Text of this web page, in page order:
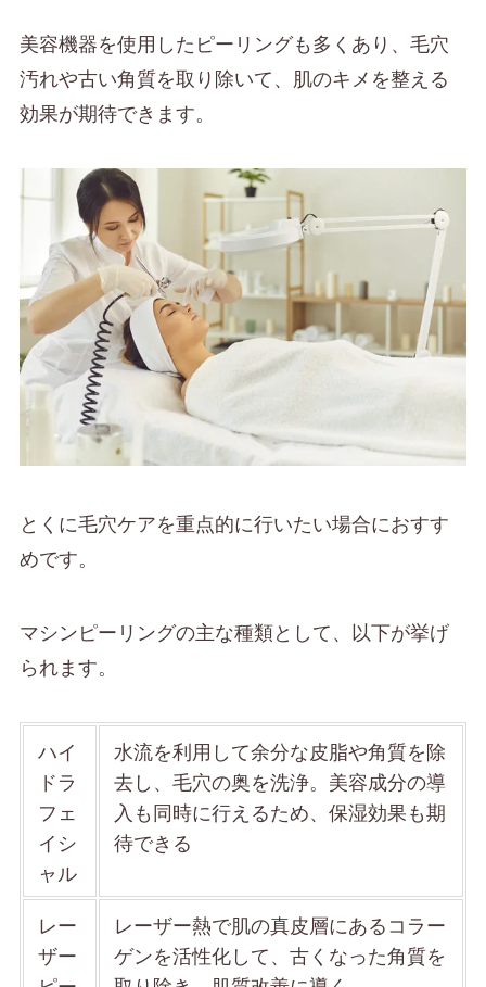
美容機器を使用したピーリングも多くあり、毛穴
汚れや古い角質を取り除いて、肌のキメを整える
効果が期待できます。
とくに毛穴ケアを重点的に行いたい場合におすす
めです。
マシンピーリングの主な種類として、以下が挙げ
られます。
ハイ
ドラ
フェ
イシ
ャル
水流を利用して余分な皮脂や角質を除
去し、毛穴の奥を洗浄。美容成分の導
入も同時に行えるため、保湿効果も期
待できる
レー
ザー
レーザー熱で肌の真皮層にあるコラー
ゲンを活性化して、古くなった角質を